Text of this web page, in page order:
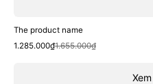
The product name
Sale
1.285.000₫
Regular
1.655.000₫